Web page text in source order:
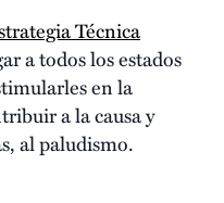
Técnica
a todos los estados
en la
a la causa y
al paludismo.